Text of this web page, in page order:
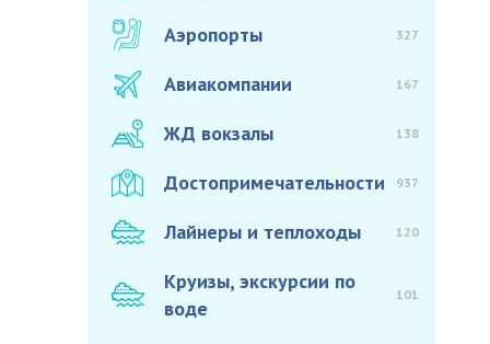
Аэропорты 327
Авиакомпании 167
ЖД вокзалы 138
Достопримечательности 937
Лайнеры и теплоходы 120
Круизы, экскурсии по
воде
101